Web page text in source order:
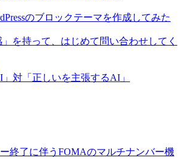
のブロックテーマを作成してみた
」を持って、はじめて問い合わせしてく
」対「正しいを主張するAI」
終了に伴うFOMAのマルチナンバー機